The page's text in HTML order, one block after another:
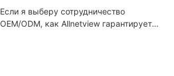
Если я выберу сотрудничество
OEM/ODM, как Allnetview гарантирует